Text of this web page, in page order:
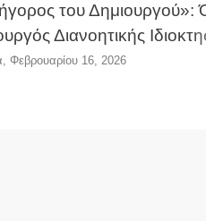
του Δημιουργού»:
Διανοητικής
αμύνεται!
Φεβρουαρίου 16, 2026